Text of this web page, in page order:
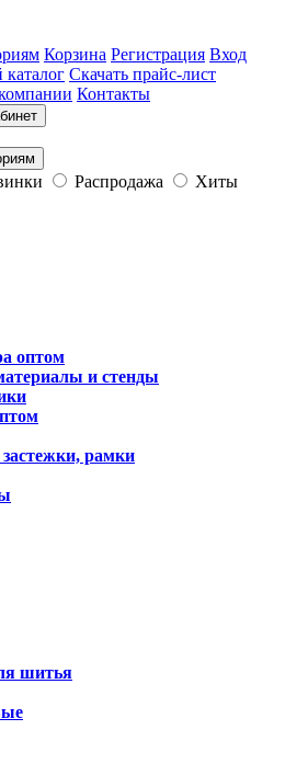
Корзина Регистрация Вход
Скачать прайс-лист
Контакты
Распродажа
Хиты
оптом
и стенды
рамки
шитья